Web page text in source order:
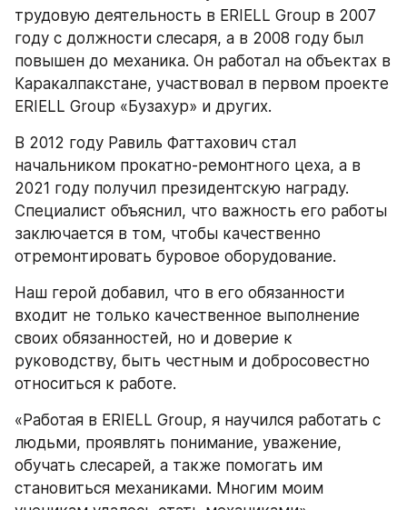
трудовую деятельность в ERIELL Group в 2007
году с должности слесаря, а в 2008 году был
повышен до механика. Он работал на объектах в
Каракалпакстане, участвовал в первом проекте
ERIELL Group «Бузахур» и других.
В 2012 году Равиль Фаттахович стал
начальником прокатно-ремонтного цеха, а в
2021 году получил президентскую награду.
Специалист объяснил, что важность его работы
заключается в том, чтобы качественно
отремонтировать буровое оборудование.
Наш герой добавил, что в его обязанности
входит не только качественное выполнение
своих обязанностей, но и доверие к
руководству, быть честным и добросовестно
относиться к работе.
«Работая в ERIELL Group, я научился работать с
людьми, проявлять понимание, уважение,
обучать слесарей, а также помогать им
становиться механиками. Многим моим